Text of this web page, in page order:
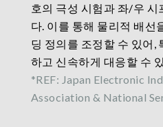
호의 극성 시험과 좌/우 시
다. 이를 통해 물리적 배선
딩 정의를 조정할 수 있어,
하고 신속하게 대응할 수
*REF: Japan Electronic
Association & National